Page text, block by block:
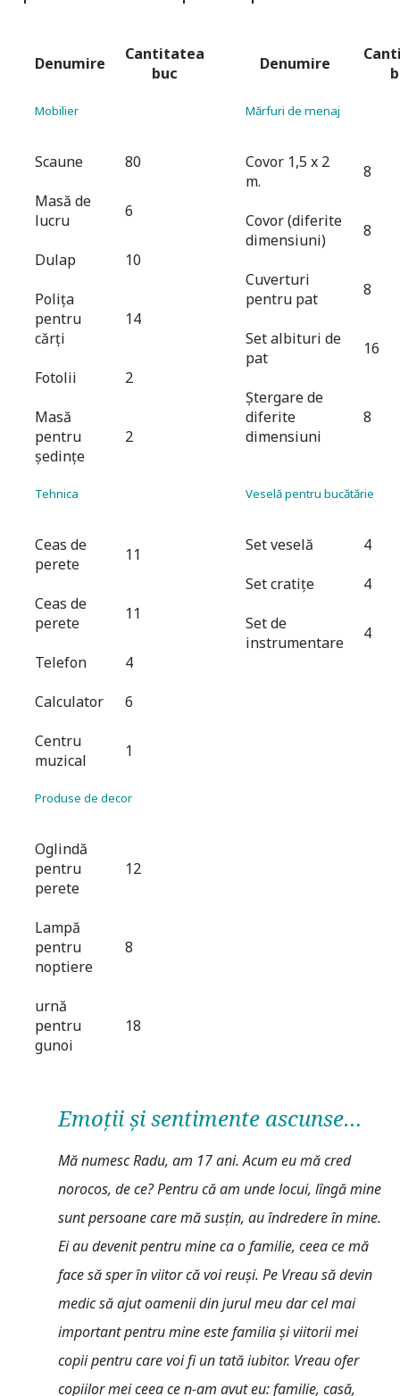
Denumire
Cantitatea
buc
Mobilier
Scaune
80
Masă de
lucru
6
Dulap
10
Poliţa
pentru
cărţi
14
Fotolii
2
Masă
pentru
şedinţe
2
Tehnica
Ceas de
perete
11
Ceas de
perete
11
Telefon
4
Calculator
6
Centru
muzical
1
Produse de decor
Oglindă
pentru
perete
12
Lampă
pentru
noptiere
8
urnă
pentru
gunoi
18
Denumire
Mărfuri de menaj
Covor 1,5 x 2
m.
8
Covor (diferite
dimensiuni)
8
Cuverturi
pentru pat
8
Set albituri de
pat
16
Ştergare de
diferite
dimensiuni
8
Veselă pentru bucătărie
Set veselă
4
Set cratiţe
4
Set de
instrumentare
4
Emoţii şi sentimente ascunse…
Mă numesc Radu, am 17 ani. Acum eu mă cred
norocos, de ce? Pentru că am unde locui, lîngă mine
sunt persoane care mă susţin, au îndredere în mine.
Ei au devenit pentru mine ca o familie, ceea ce mă
face să sper în viitor că voi reuşi. Pe Vreau să devin
medic să ajut oamenii din jurul meu dar cel mai
important pentru mine este familia şi viitorii mei
copii pentru care voi fi un tată iubitor. Vreau ofer
copiilor mei ceea ce n-am avut eu: familie, casă,